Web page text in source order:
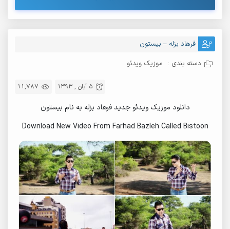
فرهاد بزله – بیستون
دسته بندی : موزیک ویدئو
11,787 5 آبان , 1393
دانلود موزیک ویدئو جدید فرهاد بزله به نام بیستون
Download New Video From Farhad Bazleh Called Bistoon